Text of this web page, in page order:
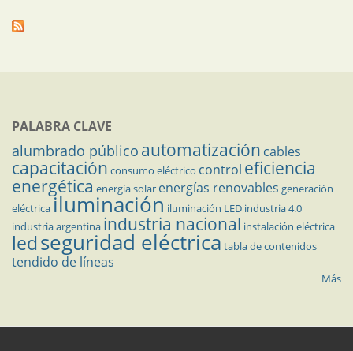
PALABRA CLAVE
alumbrado público automatización cables
capacitación consumo eléctrico control eficiencia
energética energía solar energías renovables generación
eléctricailuminación iluminación LED industria 4.0
industria argentina industria nacional instalación eléctrica
ledseguridad eléctrica tabla de contenidos
tendido de líneas
Más